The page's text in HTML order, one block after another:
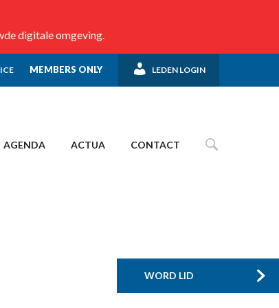
digitale omgeving.
MEMBERS ONLY LEDEN LOGIN
AGENDA ACTUA CONTACT
WORD LID